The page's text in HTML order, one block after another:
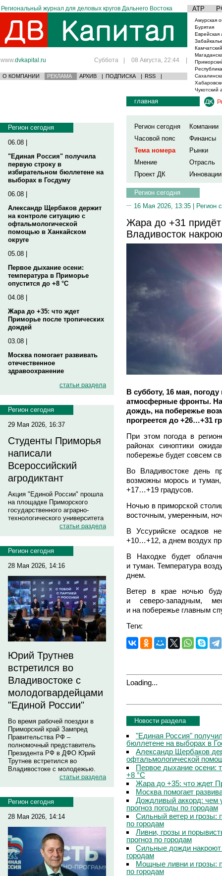
Региональный журнал для деловых кругов Дальнего Востока АТР
www.dvkapital.ru Суббота | 08 Августа, 22:44 |
О КОМПАНИИ РЕКЛАМА АРХИВ | ПОДПИСКА | RSS |
Амурская
Бурятия
Еврейская
Чукотский
Регион сегодня
06.08 |
"Единая Россия" получила
первую строку в
избирательном бюллетене на
выборах в Госдуму
06.08 |
Александр Щербаков держит
на контроле ситуацию с
офтальмологической
помощью в Ханкайском
округе
05.08 |
Первое дыхание осени:
температура в Приморье
опустится до +8 °C
04.08 |
Жара до +35: что ждет
Приморье после тропических
дождей
03.08 |
Москва помогает развивать
отечественное
здравоохранение
статьи раздела
Регион сегодня
29 Мая 2026, 16:37
Студенты Приморья
написали
Всероссийский
агродиктант
Акция "Единой России" прошла
на площадке Приморского
государственного аграрно-
технологического университета
статьи раздела
Регион сегодня
28 Мая 2026, 14:16
Юрий Трутнев
встретился во
Владивостоке с
молодогвардейцами
"Единой России"
Во время рабочей поездки в
Приморский край Зампред
Правительства РФ –
полномочный представитель
Президента РФ в ДФО Юрий
Трутнев встретился во
Владивостоке с молодежью.
статьи раздела
Регион сегодня
28 Мая 2026, 14:14
главная
Регион сегодня
Компании
Часовой пояс
Финансы
Тема номера
Рынки
Мнение
Отрасль
Проект ДК
Инновации
Регион сегодня
16 Мая 2026, 13:35 | Регион
Жара до +31
Владивосток
В субботу, 16 мая,
атмосферные фронты.
дождь, на побережье
прогреется до +26…+31
При этом погода в
районах синоптики
побережье будет совсем
Во Владивостоке день
возможны морось и
+17…+19 градусов.
Ночью в приморской
восточным, умеренным,
В Уссурийске осадков
+10…+12, а днем воздух
В Находке будет
и туман. Температура
днем.
Ветер в крае ночью
и северо-западным,
и на побережье главным
Теги:
Loading...
Новости раздела
"Единая Россия"
бюллетене на выборах в
Александр Щербаков
офтальмологической
Первое дыхание осени:
+8 °C
Жара до +35: что ждет
Москва помогает
Дождливый аккорд: чем
прогноз погоды по городам
Сильный ветер и грозы:
по городам
Ливни, грозы и
прогноз по городам
Сильные дожди
городам
Мощные ливни и грозы:
по городам